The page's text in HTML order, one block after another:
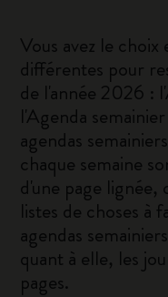
Vous avez le
différentes pour
de l'année 2026 :
l'Agenda
agendas
chaque semaine
d'une page
listes de choses à
agendas
quant à elle, les
pages.